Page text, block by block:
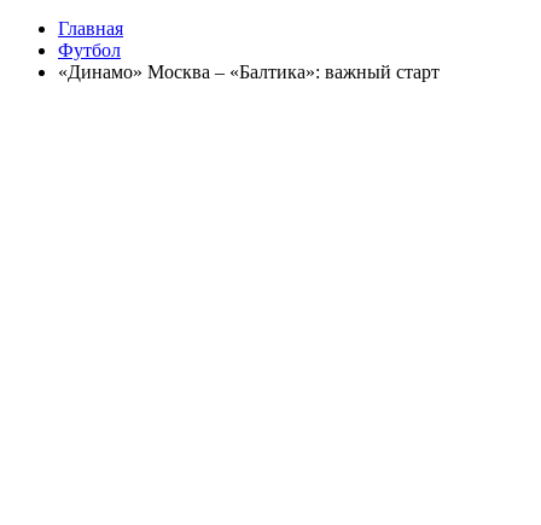
Главная
Футбол
«Динамо» Москва – «Балтика»: важный старт